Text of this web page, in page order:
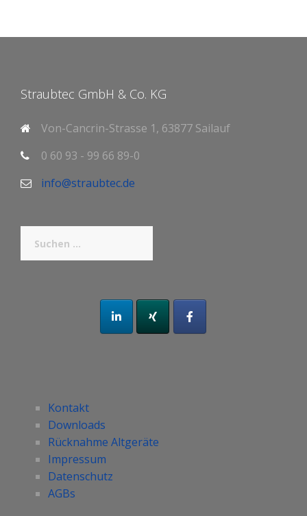
Straubtec GmbH & Co. KG
Von-Cancrin-Strasse 1, 63877 Sailauf
0 60 93 - 99 66 89-0
info@straubtec.de
nach:
Kontakt
Downloads
Rücknahme Altgeräte
Impressum
Datenschutz
AGBs